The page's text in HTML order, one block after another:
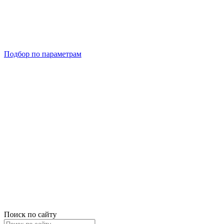
Подбор по параметрам
Поиск по сайту